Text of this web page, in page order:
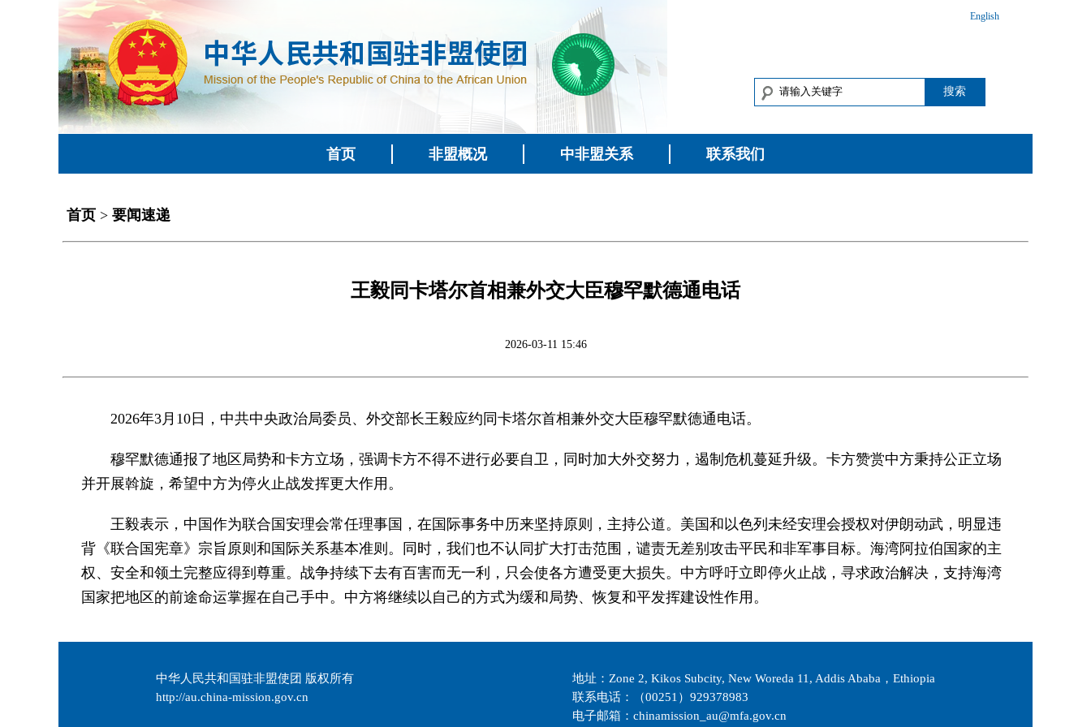
English
搜索
首页 非盟概况 中非盟关系 联系我们
首页 > 要闻速递
​王毅同卡塔尔首相兼外交大臣穆罕默德通电话
2026-03-11 15:46
2026年3月10日，中共中央政治局委员、外交部长王毅应约同卡塔尔首相兼外交大臣穆罕默德通电话。
穆罕默德通报了地区局势和卡方立场，强调卡方不得不进行必要自卫，同时加大外交努力，遏制危机蔓延升级。卡方赞赏中方秉持公正立场
并开展斡旋，希望中方为停火止战发挥更大作用。
王毅表示，中国作为联合国安理会常任理事国，在国际事务中历来坚持原则，主持公道。美国和以色列未经安理会授权对伊朗动武，明显违
背《联合国宪章》宗旨原则和国际关系基本准则。同时，我们也不认同扩大打击范围，谴责无差别攻击平民和非军事目标。海湾阿拉伯国家的主
权、安全和领土完整应得到尊重。战争持续下去有百害而无一利，只会使各方遭受更大损失。中方呼吁立即停火止战，寻求政治解决，支持海湾
国家把地区的前途命运掌握在自己手中。中方将继续以自己的方式为缓和局势、恢复和平发挥建设性作用。
中华人民共和国驻非盟使团 版权所有
http://au.china-mission.gov.cn
地址：Zone 2, Kikos Subcity, New Woreda 11, Addis Ababa，Ethiopia
联系电话：（00251）929378983
电子邮箱：chinamission_au@mfa.gov.cn